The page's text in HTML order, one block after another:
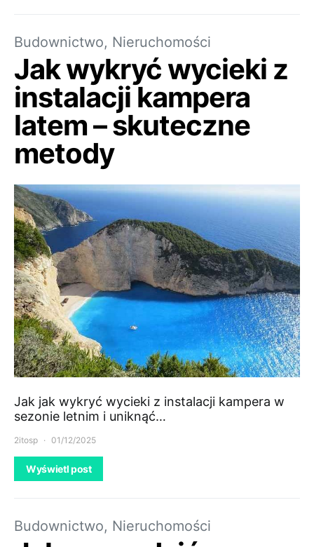
Budownictwo, Nieruchomości
Jak wykryć wycieki z
instalacji kampera
latem – skuteczne
metody
Jak jak wykryć wycieki z instalacji kampera w
sezonie letnim i uniknąć…
2itosp 01/12/2025
Wyświetl post
Budownictwo, Nieruchomości